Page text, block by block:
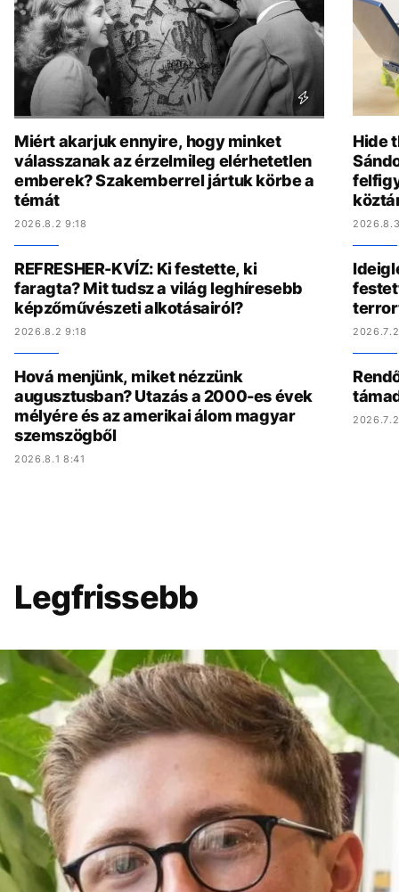
Miért akarjuk ennyire, hogy minket
válasszanak az érzelmileg elérhetetlen
emberek? Szakemberrel jártuk körbe a
témát
2026.8.2 9:18
REFRESHER-KVÍZ: Ki festette, ki
faragta? Mit tudsz a világ leghíresebb
képzőművészeti alkotásairól?
2026.8.2 9:18
Hová menjünk, miket nézzünk
augusztusban? Utazás a 2000-es évek
mélyére és az amerikai álom magyar
szemszögből
2026.8.1 8:41
Hide
Legfrissebb